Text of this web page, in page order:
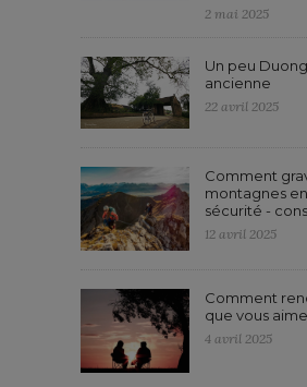
2 mai 2025
Un peu
ancienne
22 avril 2025
Comment
montagnes
sécurité -
12 avril 2025
Comment
que vous
4 avril 2025